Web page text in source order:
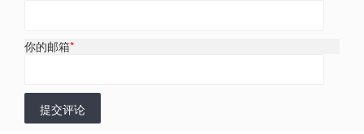
你的邮箱*
提交评论